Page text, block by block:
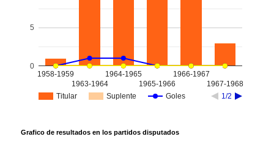
Titular Suplente Goles 1/2
1958-1959
1963-1964
1964-1965
1965-1966
1966-1967
1967-1968
0
5
Grafico de resultados en los partidos disputados